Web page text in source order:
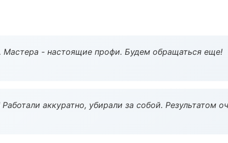
- настоящие профи. Будем обращаться еще!
аккуратно, убирали за собой. Результатом